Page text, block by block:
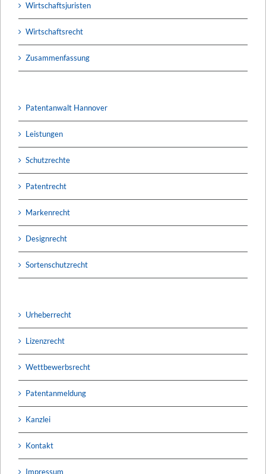
Wirtschaftsjuristen
Wirtschaftsrecht
Zusammenfassung
Patentanwalt Hannover
Leistungen
Schutzrechte
Patentrecht
Markenrecht
Designrecht
Sortenschutzrecht
Urheberrecht
Lizenzrecht
Wettbewerbsrecht
Patentanmeldung
Kanzlei
Kontakt
Impressum